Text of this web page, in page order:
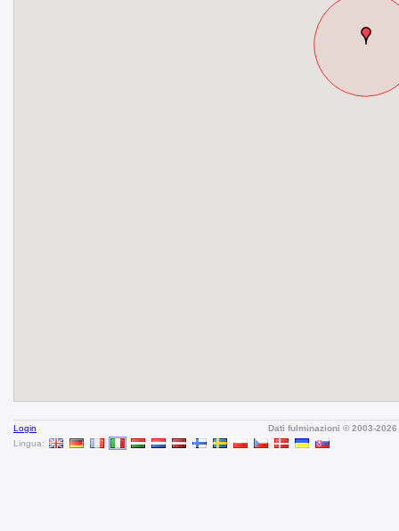
Login
Lingua:
Dati fulminazioni © 2003-2026